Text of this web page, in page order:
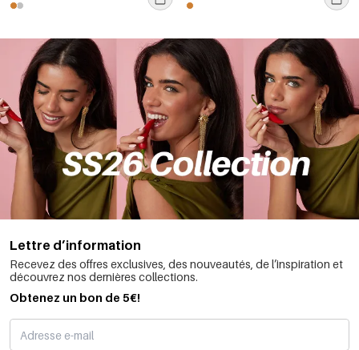
Lettre d’information
Recevez des offres exclusives, des nouveautés, de l’inspiration et
découvrez nos dernières collections.
Obtenez un bon de 5€!